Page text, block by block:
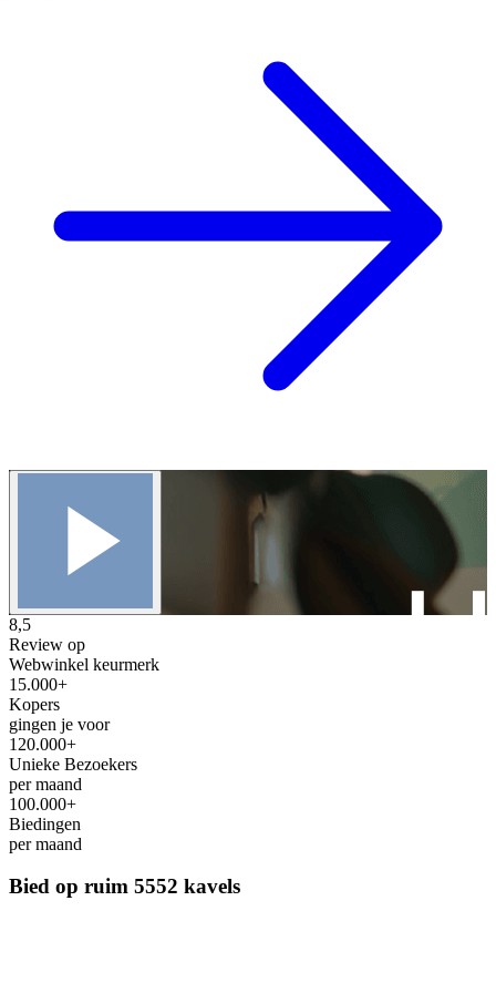
8,5
Review op
Webwinkel keurmerk
15.000+
Kopers
gingen je voor
120.000+
Unieke Bezoekers
per maand
100.000+
Biedingen
per maand
Bied op ruim 5552 kavels